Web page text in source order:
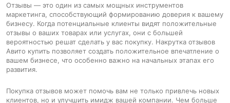
Отзывы — это один из самых мощных инструментов
маркетинга, способствующий формированию доверия к вашему
бизнесу. Когда потенциальные клиенты видят положительные
отзывы о ваших товарах или услугах, они с большей
вероятностью решат сделать у вас покупку. Накрутка отзывов
Авито купить позволяет создать положительное впечатление о
вашем бизнесе, что особенно важно на начальных этапах его
развития.
Покупка отзывов может помочь вам не только привлечь новых
клиентов, но и улучшить имидж вашей компании. Чем больше